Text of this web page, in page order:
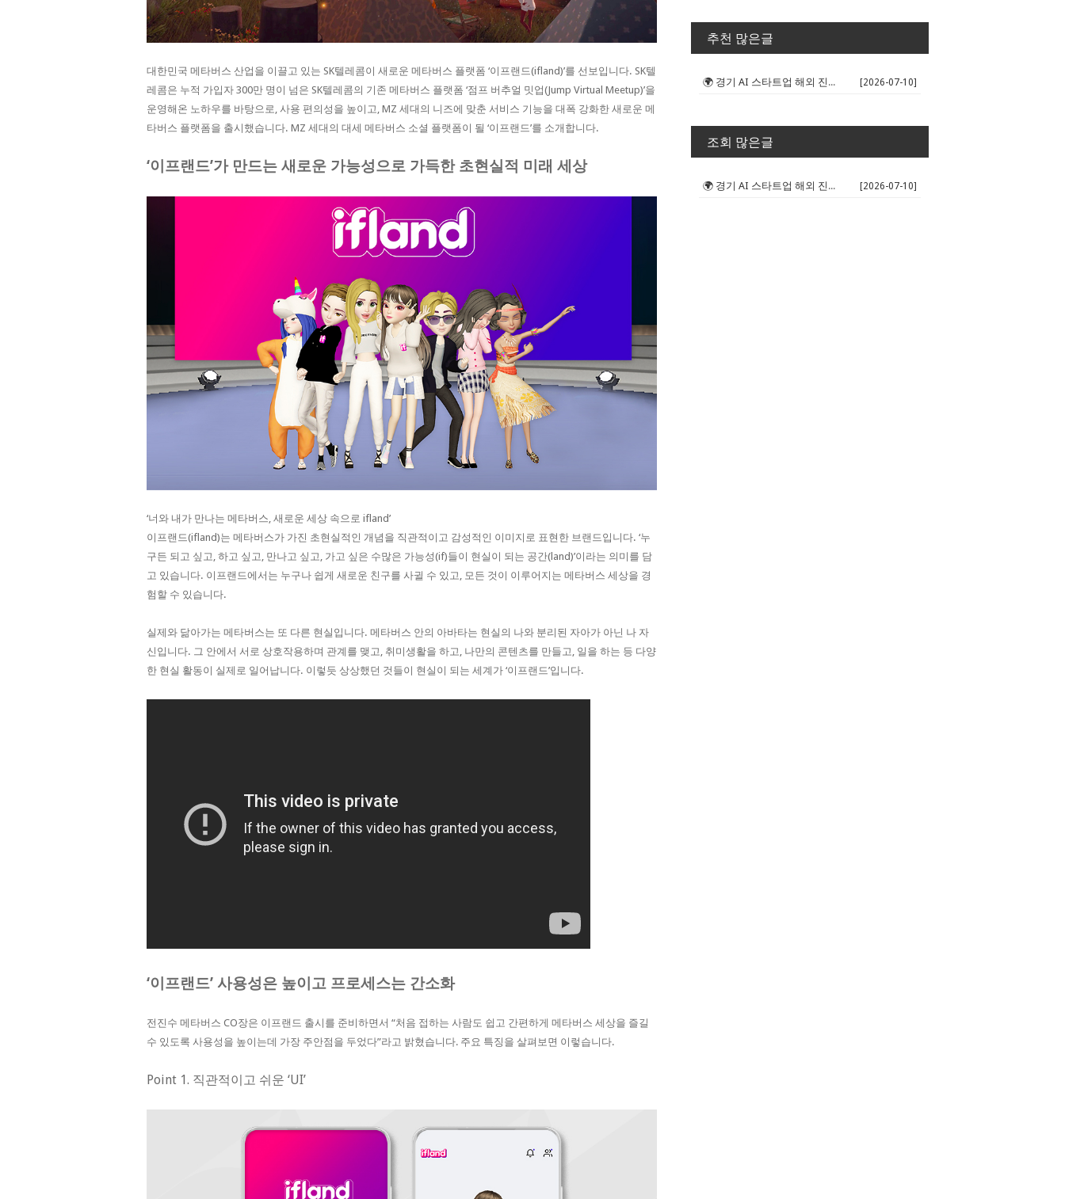
대한민국 메타버스 산업을 이끌고 있는 SK텔레콤이 새로운 메타버스 플랫폼 ‘이프랜드(ifland)’를 선보입니다. SK텔
레콤은 누적 가입자 300만 명이 넘은 SK텔레콤의 기존 메타버스 플랫폼 ‘점프 버추얼 밋업(Jump Virtual Meetup)’을
운영해온 노하우를 바탕으로, 사용 편의성을 높이고, MZ 세대의 니즈에 맞춘 서비스 기능을 대폭 강화한 새로운 메
타버스 플랫폼을 출시했습니다. MZ 세대의 대세 메타버스 소셜 플랫폼이 될 ‘이프랜드’를 소개합니다.
‘이프랜드’가 만드는 새로운 가능성으로 가득한 초현실적 미래 세상
‘너와 내가 만나는 메타버스, 새로운 세상 속으로 ifland’
이프랜드(ifland)는 메타버스가 가진 초현실적인 개념을 직관적이고 감성적인 이미지로 표현한 브랜드입니다. ‘누
구든 되고 싶고, 하고 싶고, 만나고 싶고, 가고 싶은 수많은 가능성(if)들이 현실이 되는 공간(land)’이라는 의미를 담
고 있습니다. 이프랜드에서는 누구나 쉽게 새로운 친구를 사귈 수 있고, 모든 것이 이루어지는 메타버스 세상을 경
험할 수 있습니다.
실제와 닮아가는 메타버스는 또 다른 현실입니다. 메타버스 안의 아바타는 현실의 나와 분리된 자아가 아닌 나 자
신입니다. 그 안에서 서로 상호작용하며 관계를 맺고, 취미생활을 하고, 나만의 콘텐츠를 만들고, 일을 하는 등 다양
한 현실 활동이 실제로 일어납니다. 이렇듯 상상했던 것들이 현실이 되는 세계가 ‘이프랜드’입니다.​
‘이프랜드’ 사용성은 높이고 프로세스는 간소화
전진수 메타버스 CO장은 이프랜드 출시를 준비하면서 “처음 접하는 사람도 쉽고 간편하게 메타버스 세상을 즐길
수 있도록 사용성을 높이는데 가장 주안점을 두었다”라고 밝혔습니다. 주요 특징을 살펴보면 이렇습니다.
Point 1. 직관적이고 쉬운 ‘UI’
추천 많은글
🌍 경기 AI 스타트업 해외 진출 판... [2026-07-10]
조회 많은글
🌍 경기 AI 스타트업 해외 진출 판... [2026-07-10]